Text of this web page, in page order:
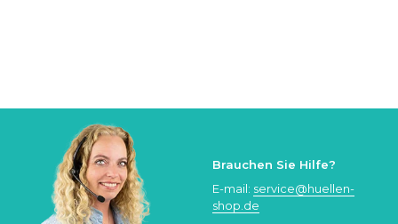
Brauchen Sie Hilfe?
E-mail: service@huellen-
shop.de